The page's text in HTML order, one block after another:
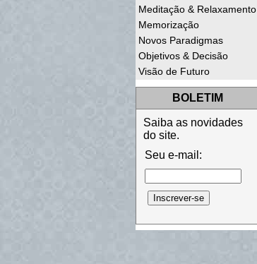
Meditação & Relaxamento
Memorização
Novos Paradigmas
Objetivos & Decisão
Visão de Futuro
BOLETIM
Saiba as novidades
do site.
Seu e-mail: